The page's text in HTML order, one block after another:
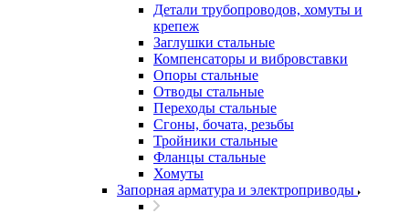
Детали трубопроводов, хомуты и
крепеж
Заглушки стальные
Компенсаторы и вибровставки
Опоры стальные
Отводы стальные
Переходы стальные
Сгоны, бочата, резьбы
Тройники стальные
Фланцы стальные
Хомуты
Запорная арматура и электроприводы